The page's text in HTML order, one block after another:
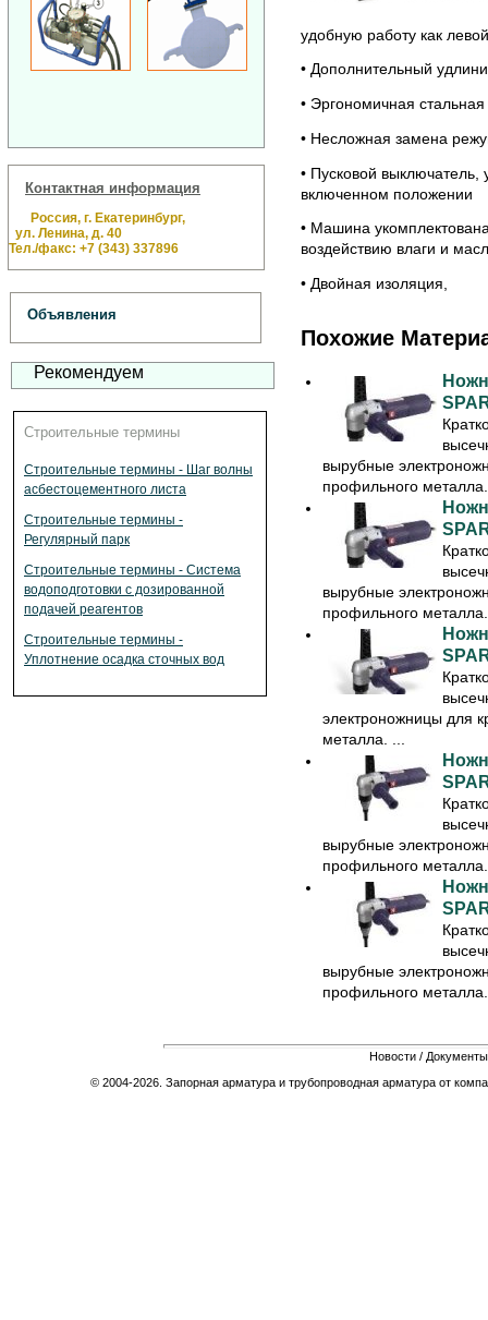
Контактная информация
Россия, г. Екатеринбург,
ул. Ленина, д. 40
Тел./факс: +7 (343) 337896
Объявления
Рекомендуем
Строительные термины
Строительные термины - Шаг волны
асбестоцементного листа
Строительные термины -
Регулярный парк
Строительные термины - Система
водоподготовки с дозированной
подачей реагентов
Строительные термины -
Уплотнение осадка сточных вод
удобную работу как
• Дополнительный
• Эргономичная
• Несложная замена
• Пусковой
включенном положении
• Машина
воздействию влаги и
• Двойная изоляция,
Похожие
вырубные
профильного
вырубные
профильного
электроножницы для
металла. ...
вырубные
профильного
вырубные
профильного
Новости / Документы
© 2004-2026. Запорная арматура и трубопроводная арматура от